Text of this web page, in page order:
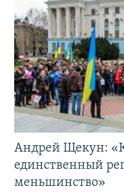
Андрей Щекун:
единственный
меньшинство»